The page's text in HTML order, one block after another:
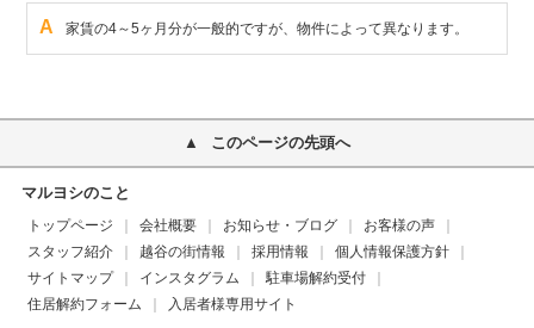
A 家賃の4～5ヶ月分が一般的ですが、物件によって異なります。
このページの先頭へ
マルヨシのこと
トップページ 会社概要 お知らせ・ブログ
お客様の声
スタッフ紹介
越谷の街情報 採用情報
個人情報保護方針
サイトマップ
インスタグラム
駐車場解約受付
住居解約フォーム
入居者様専用サイト